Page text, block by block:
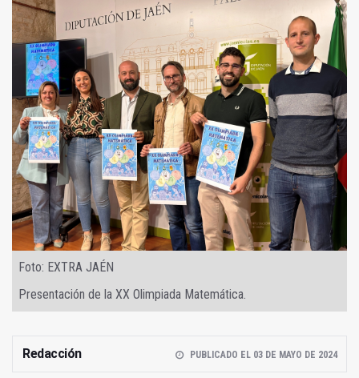
Foto: EXTRA JAÉN
Presentación de la XX Olimpiada Matemática.
Redacción PUBLICADO EL 03 DE MAYO DE 2024